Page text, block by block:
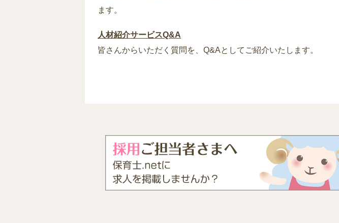
ます。
人材紹介サービスQ&A
皆さんからいただく質問を、Q&Aとしてご紹介いたします。